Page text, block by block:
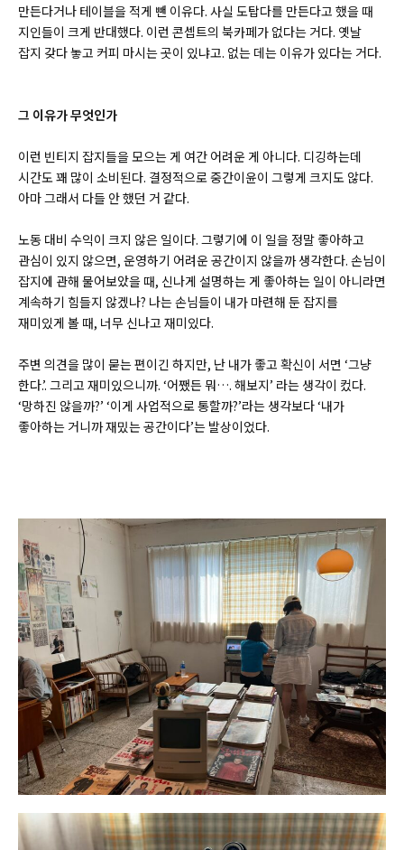
만든다거나 테이블을 적게 뺀 이유다. 사실 도탑다를 만든다고 했을 때
지인들이 크게 반대했다. 이런 콘셉트의 북카페가 없다는 거다. 옛날
잡지 갖다 놓고 커피 마시는 곳이 있냐고. 없는 데는 이유가 있다는 거다.
그 이유가 무엇인가
이런 빈티지 잡지들을 모으는 게 여간 어려운 게 아니다. 디깅하는데
시간도 꽤 많이 소비된다. 결정적으로 중간이윤이 그렇게 크지도 않다.
아마 그래서 다들 안 했던 거 같다.
노동 대비 수익이 크지 않은 일이다. 그렇기에 이 일을 정말 좋아하고
관심이 있지 않으면, 운영하기 어려운 공간이지 않을까 생각한다. 손님이
잡지에 관해 물어보았을 때, 신나게 설명하는 게 좋아하는 일이 아니라면
계속하기 힘들지 않겠나? 나는 손님들이 내가 마련해 둔 잡지를
재미있게 볼 때, 너무 신나고 재미있다.
주변 의견을 많이 묻는 편이긴 하지만, 난 내가 좋고 확신이 서면 ‘그냥
한다.’. 그리고 재미있으니까. ‘어쨌든 뭐…. 해보지’ 라는 생각이 컸다.
‘망하진 않을까?’ ‘이게 사업적으로 통할까?’라는 생각보다 ‘내가
좋아하는 거니까 재밌는 공간이다’는 발상이었다.